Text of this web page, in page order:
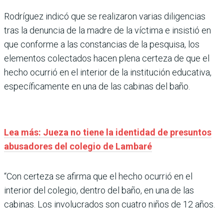
Rodríguez indicó que se realizaron varias diligencias
tras la denuncia de la madre de la víctima e insistió en
que conforme a las constancias de la pesquisa, los
elementos colectados hacen plena certeza de que el
hecho ocurrió en el interior de la institución educativa,
específicamente en una de las cabinas del baño.
Lea más: Jueza no tiene la identidad de presuntos
abusadores del colegio de Lambaré
“Con certeza se afirma que el hecho ocurrió en el
interior del colegio, dentro del baño, en una de las
cabinas. Los involucrados son cuatro niños de 12 años.